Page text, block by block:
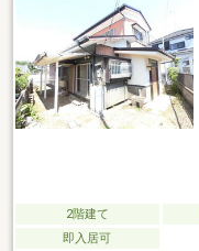
歩20分●東金子中学校：
谷田：徒歩20分●セブン
徒歩20分
2階建て
即入居可